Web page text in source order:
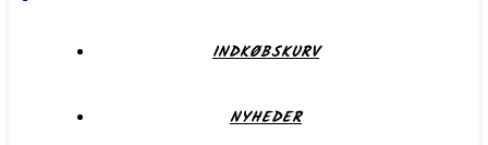
INDKØBSKURV
NYHEDER